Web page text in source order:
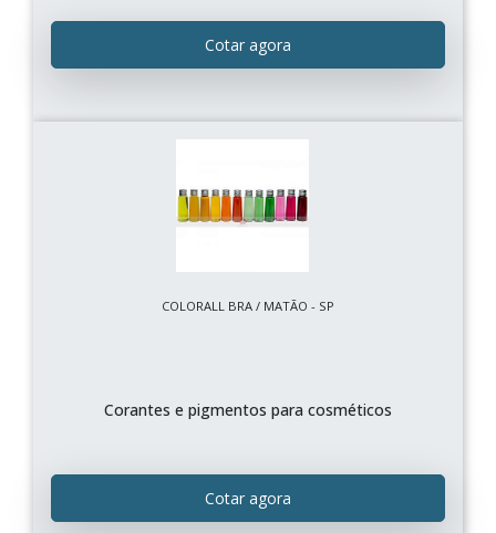
Cotar agora
COLORALL BRA / MATÃO - SP
Corantes e pigmentos para cosméticos
Cotar agora